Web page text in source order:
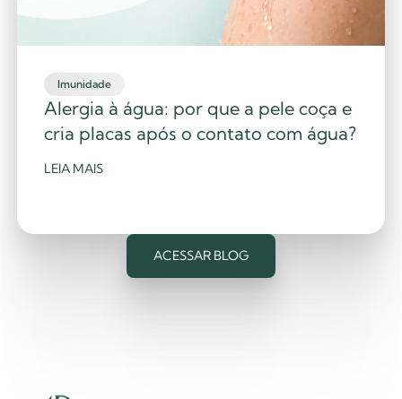
Imunidade
Alergia à água: por que a pele coça e
cria placas após o contato com água?
LEIA MAIS
ACESSAR BLOG